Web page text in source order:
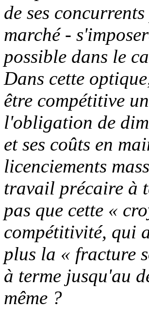
de ses
marché -
possible dans le
Dans cette
être compétitive
l'obligation de
et ses coûts en
licenciements
travail précaire à
pas que cette «
compétitivité, qui
plus la « fracture
à terme jusqu'au
même ?